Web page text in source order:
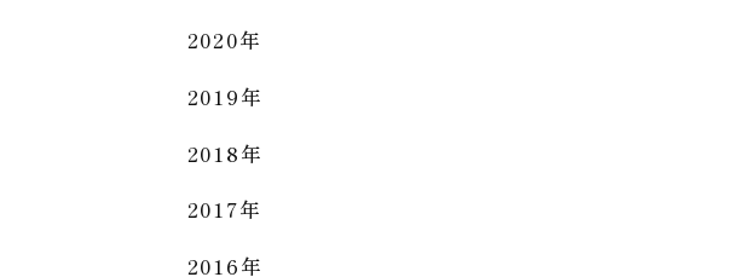
2020年
2019年
2018年
2017年
2016年